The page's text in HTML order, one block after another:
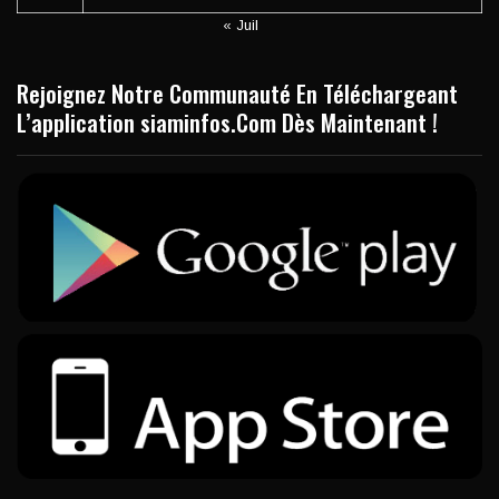
« Juil
Rejoignez Notre Communauté En Téléchargeant
L’application siaminfos.Com Dès Maintenant !